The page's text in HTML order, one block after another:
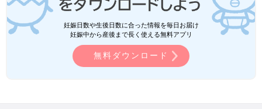
妊娠日数や生後日数に合った情報を毎日お届け
妊娠中から産後まで長く使える無料アプリ
無料ダウンロード